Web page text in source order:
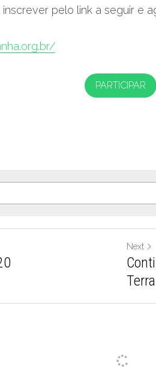
inscrever pelo link a seguir e
PARTICIPAR
Next
Terra